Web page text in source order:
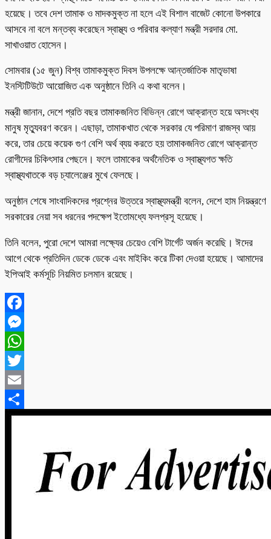
হয়েছে। তবে দেশ তামাক ও মাদকমুক্ত না হলে এই বিশাল বাজেট কোনো উপকারে
আসবে না বলে মন্তব্য করেছেন স্বাস্থ্য ও পরিবার কল্যাণ মন্ত্রী সরদার মো.
সাখাওয়াত হোসেন।
সোমবার (১৫ জুন) বিশ্ব তামাকমুক্ত দিবস উপলক্ষে আন্তর্জাতিক মাতৃভাষা
ইনস্টিটিউটে আয়োজিত এক অনুষ্ঠানে তিনি এ কথা বলেন।
মন্ত্রী জানান, দেশে প্রতি বছর তামাকজনিত বিভিন্ন রোগে আক্রান্ত হয়ে অসংখ্য
মানুষ মৃত্যুবরণ করেন। এছাড়া, তামাকখাত থেকে সরকার যে পরিমাণ রাজস্ব আয়
করে, তার চেয়ে কয়েক গুণ বেশি অর্থ ব্যয় করতে হয় তামাকজনিত রোগে আক্রান্ত
রোগীদের চিকিৎসার পেছনে। ফলে তামাকের অর্থনৈতিক ও স্বাস্থ্যগত ক্ষতি
স্বাস্থ্যখাতকে বড় চ্যালেঞ্জের মুখে ফেলছে।
অনুষ্ঠান শেষে সাংবাদিকদের প্রশ্নের উত্তরে স্বাস্থ্যমন্ত্রী বলেন, দেশে হাম নিয়ন্ত্রণে
সরকারের নেয়া সব ধরনের পদক্ষেপ ইতোমধ্যে ফলপ্রসূ হয়েছে।
তিনি বলেন, পুরো দেশে আমরা লক্ষ্যের চেয়েও বেশি টার্গেট অর্জন করেছি। ঈদের
আগে থেকে প্রতিদিন ডেকে ডেকে এবং মাইকিং করে টিকা দেওয়া হয়েছে। আমাদের
ইপিআই কর্মসূচি নিয়মিত চলমান রয়েছে।
Facebook
Messenger
WhatsApp
Twitter
Email
Share